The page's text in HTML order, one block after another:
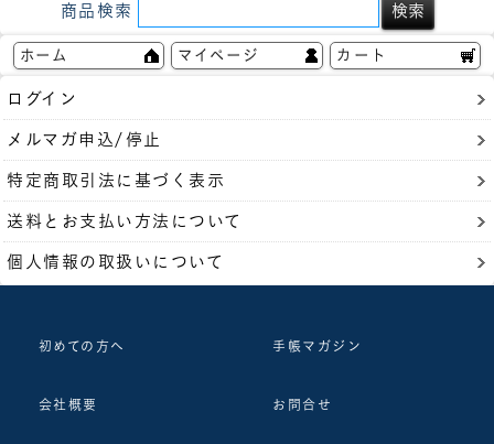
商品検索
ホーム マイページ カート
ログイン
メルマガ申込/停止
特定商取引法に基づく表示
送料とお支払い方法について
個人情報の取扱いについて
初めての方へ 手帳マガジン
会社概要 お問合せ